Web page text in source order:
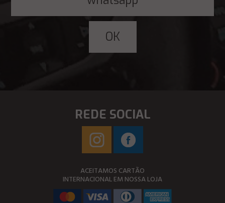
REDE SOCIAL
ACEITAMOS CARTÃO
INTERNACIONAL EM NOSSA LOJA